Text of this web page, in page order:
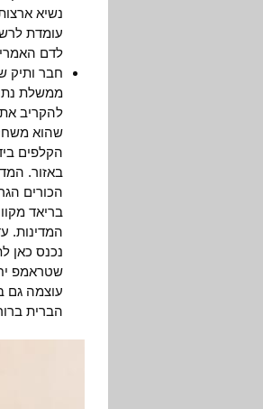
נשיא
עומדת
לדם
חבר ותיק
ממשלת
להקריב את
שהוא
הקלפים
באזור.
הכורים
בריאד
המדינות.
נכנס כאן
שטראמפ
עוצמה גם
הברית